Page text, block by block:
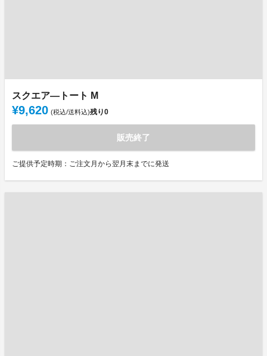
スクエア―トート M
¥9,620 (税込/送料込)残り0
販売終了
ご提供予定時期：ご注文月から翌月末までに発送